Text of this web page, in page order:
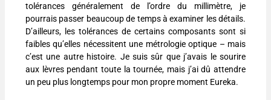
tolérances généralement de l’ordre du millimètre, je
pourrais passer beaucoup de temps à examiner les détails.
D’ailleurs, les tolérances de certains composants sont si
faibles qu’elles nécessitent une métrologie optique – mais
c’est une autre histoire. Je suis sûr que j’avais le sourire
aux lèvres pendant toute la tournée, mais j’ai dû attendre
un peu plus longtemps pour mon propre moment Eureka.